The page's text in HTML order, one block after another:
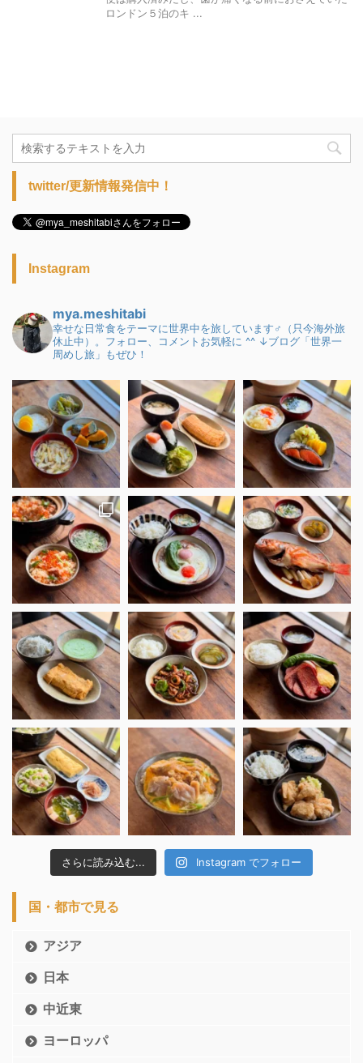
ロンドン５泊のキ ...
twitter/更新情報発信中！
Instagram
mya.meshitabi
幸せな日常食をテーマに世界中を旅しています♂（只今海外旅
休止中）。フォロー、コメントお気軽に ^^ ↓ブログ「世界一
周めし旅」もぜひ！
さらに読み込む... Instagram でフォロー
国・都市で見る
アジア
日本
中近東
ヨーロッパ